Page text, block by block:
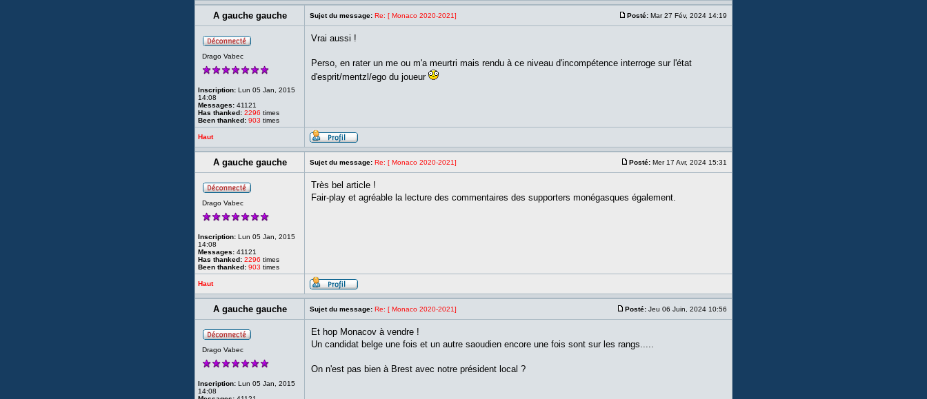
A gauche gauche Sujet du message: Re: [ Monaco 2020-2021] Posté: Mar 27 Fév, 2024 14:19
Drago Vabec
Inscription: Lun 05 Jan, 2015
14:08
Messages: 41121
Has thanked: 2296 times
Been thanked: 903 times
Vrai aussi !
Perso, en rater un me ou m'a meurtri mais rendu à ce niveau d'incompétence interroge sur l'état
d'esprit/mentzl/ego du joueur
Haut
A gauche gauche Sujet du message: Re: [ Monaco 2020-2021] Posté: Mer 17 Avr, 2024 15:31
Drago Vabec
Inscription: Lun 05 Jan, 2015
14:08
Messages: 41121
Has thanked: 2296 times
Been thanked: 903 times
Très bel article !
Fair-play et agréable la lecture des commentaires des supporters monégasques également.
Haut
A gauche gauche Sujet du message: Re: [ Monaco 2020-2021] Posté: Jeu 06 Juin, 2024 10:56
Drago Vabec
Inscription: Lun 05 Jan, 2015
14:08
Et hop Monacov à vendre !
Un candidat belge une fois et un autre saoudien encore une fois sont sur les rangs.....
On n'est pas bien à Brest avec notre président local ?